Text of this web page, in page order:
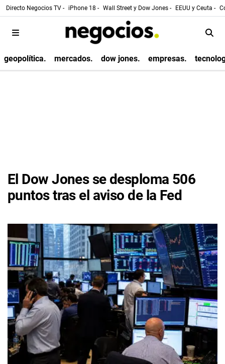
Directo Negocios TV - iPhone 18 - Wall Street y Dow Jones - EEUU y Ceuta -
geopolítica. mercados. dow jones. empresas.
El Dow Jones se desploma 506
puntos tras el aviso de la Fed